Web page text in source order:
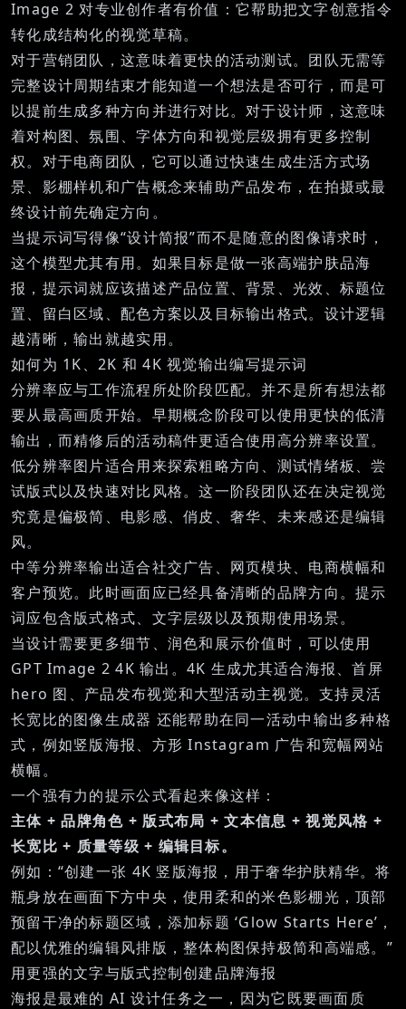
Image 2 对专业创作者有价值：它帮助把文字创意指令
转化成结构化的视觉草稿。
对于营销团队，这意味着更快的活动测试。团队无需等
完整设计周期结束才能知道一个想法是否可行，而是可
以提前生成多种方向并进行对比。对于设计师，这意味
着对构图、氛围、字体方向和视觉层级拥有更多控制
权。对于电商团队，它可以通过快速生成生活方式场
景、影棚样机和广告概念来辅助产品发布，在拍摄或最
终设计前先确定方向。
当提示词写得像“设计简报”而不是随意的图像请求时，
这个模型尤其有用。如果目标是做一张高端护肤品海
报，提示词就应该描述产品位置、背景、光效、标题位
置、留白区域、配色方案以及目标输出格式。设计逻辑
越清晰，输出就越实用。
如何为 1K、2K 和 4K 视觉输出编写提示词
分辨率应与工作流程所处阶段匹配。并不是所有想法都
要从最高画质开始。早期概念阶段可以使用更快的低清
输出，而精修后的活动稿件更适合使用高分辨率设置。
低分辨率图片适合用来探索粗略方向、测试情绪板、尝
试版式以及快速对比风格。这一阶段团队还在决定视觉
究竟是偏极简、电影感、俏皮、奢华、未来感还是编辑
风。
中等分辨率输出适合社交广告、网页模块、电商横幅和
客户预览。此时画面应已经具备清晰的品牌方向。提示
词应包含版式格式、文字层级以及预期使用场景。
当设计需要更多细节、润色和展示价值时，可以使用
GPT Image 2 4K 输出。4K 生成尤其适合海报、首屏
hero 图、产品发布视觉和大型活动主视觉。支持灵活
长宽比的图像生成器 还能帮助在同一活动中输出多种格
式，例如竖版海报、方形 Instagram 广告和宽幅网站
横幅。
一个强有力的提示公式看起来像这样：
主体 + 品牌角色 + 版式布局 + 文本信息 + 视觉风格 +
长宽比 + 质量等级 + 编辑目标。
例如：“创建一张 4K 竖版海报，用于奢华护肤精华。将
瓶身放在画面下方中央，使用柔和的米色影棚光，顶部
预留干净的标题区域，添加标题 ‘Glow Starts Here’，
配以优雅的编辑风排版，整体构图保持极简和高端感。”
用更强的文字与版式控制创建品牌海报
海报是最难的 AI 设计任务之一，因为它既要画面质